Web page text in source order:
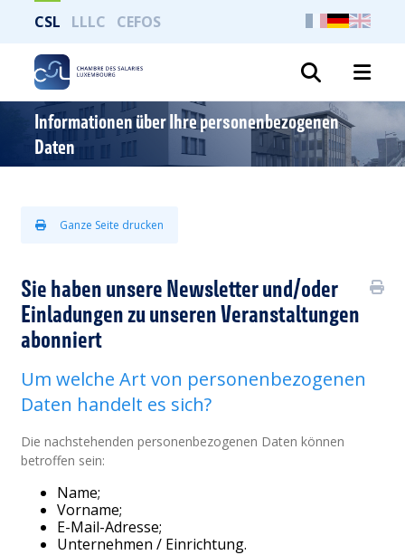
CSL LLLC CEFOS
Informationen über Ihre personenbezogenen
Daten
Ganze Seite drucken
Sie haben unsere Newsletter und/oder
Einladungen zu unseren Veranstaltungen
abonniert
Um welche Art von personenbezogenen
Daten handelt es sich?
Die nachstehenden personenbezogenen Daten können
betroffen sein:
Name;
Vorname;
E-Mail-Adresse;
Unternehmen / Einrichtung.